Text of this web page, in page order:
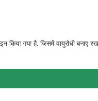
किया गया है, जिसमें वायुरोधी बनाए